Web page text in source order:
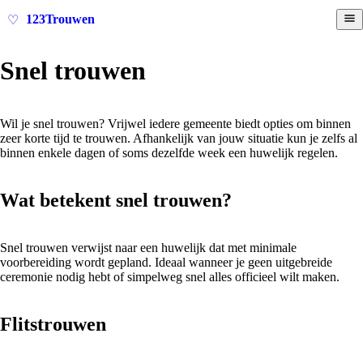
♡ 123Trouwen
Snel trouwen
Wil je snel trouwen? Vrijwel iedere gemeente biedt opties om binnen
zeer korte tijd te trouwen. Afhankelijk van jouw situatie kun je zelfs al
binnen enkele dagen of soms dezelfde week een huwelijk regelen.
Wat betekent snel trouwen?
Snel trouwen verwijst naar een huwelijk dat met minimale
voorbereiding wordt gepland. Ideaal wanneer je geen uitgebreide
ceremonie nodig hebt of simpelweg snel alles officieel wilt maken.
Flitstrouwen